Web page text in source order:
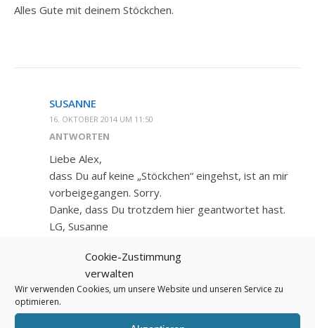
Cookie-Zustimmung
verwalten
Wir verwenden Cookies, um unsere Website und unseren Service zu
optimieren.
Alles Gute mit deinem Stöckchen.
SUSANNE
16. OKTOBER 2014 UM 11:50
ANTWORTEN
Liebe Alex,
dass Du auf keine „Stöckchen“ eingehst, ist an mir
vorbeigegangen. Sorry.
Danke, dass Du trotzdem hier geantwortet hast.
LG, Susanne
SIGRID